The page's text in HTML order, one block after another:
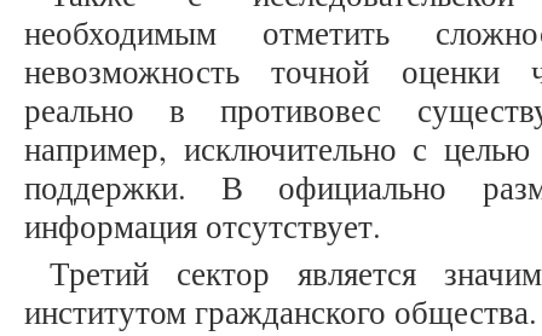
необходимым отметить
невозможность точной
реально в противовес
например, исключительно с целью
поддержки. В официально
информация отсутствует.
Третий сектор является
институтом гражданского общества.